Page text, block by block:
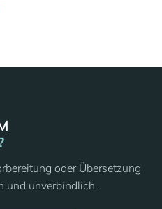
oder Übersetzung
und unverbindlich.